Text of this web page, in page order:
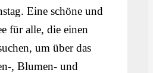
Eine schöne und
für alle, die einen
um über das
, Blumen- und